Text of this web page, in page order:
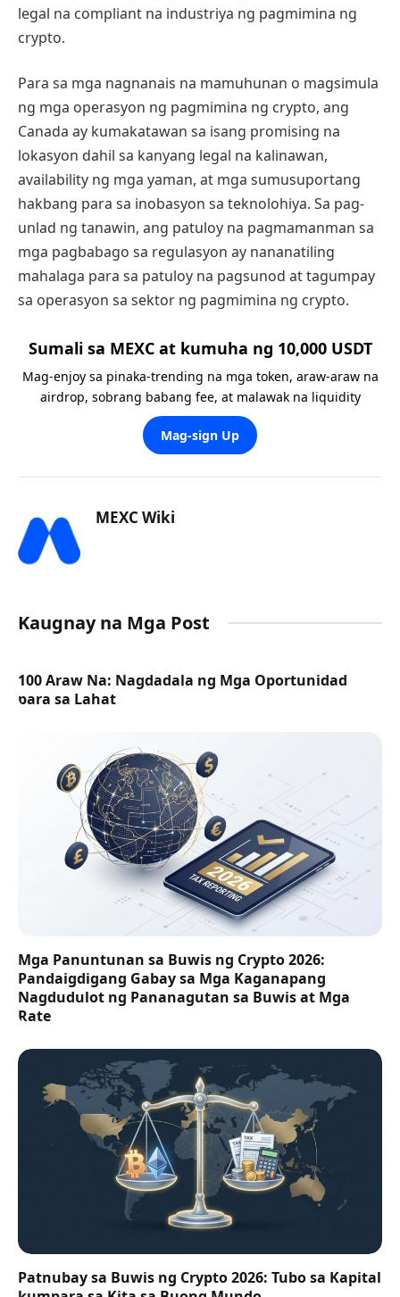
legal na compliant na industriya ng pagmimina ng
crypto.
Para sa mga nagnanais na mamuhunan o magsimula
ng mga operasyon ng pagmimina ng crypto, ang
Canada ay kumakatawan sa isang promising na
lokasyon dahil sa kanyang legal na kalinawan,
availability ng mga yaman, at mga sumusuportang
hakbang para sa inobasyon sa teknolohiya. Sa pag-
unlad ng tanawin, ang patuloy na pagmamanman sa
mga pagbabago sa regulasyon ay nananatiling
mahalaga para sa patuloy na pagsunod at tagumpay
sa operasyon sa sektor ng pagmimina ng crypto.
Sumali sa MEXC at kumuha ng 10,000 USDT
Mag-enjoy sa pinaka-trending na mga token, araw-araw na
airdrop, sobrang babang fee, at malawak na liquidity
Mag-sign Up
MEXC Wiki
Kaugnay na Mga Post
100 Araw Na: Nagdadala ng Mga Oportunidad
para sa Lahat
Mga Panuntunan sa Buwis ng Crypto 2026:
Pandaigdigang Gabay sa Mga Kaganapang
Nagdudulot ng Pananagutan sa Buwis at Mga
Rate
Patnubay sa Buwis ng Crypto 2026: Tubo sa Kapital